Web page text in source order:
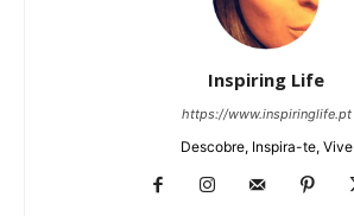
Inspiring Life
https://www.inspiringlife.pt
Descobre, Inspira-te, Vive